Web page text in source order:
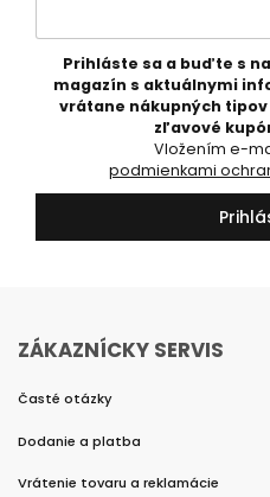
Prihláste sa a buďte s
magazín s aktuálnymi
vrátane nákupných
zľavové
podmienkami
ZÁKAZNÍCKY SERVIS
Časté otázky
Dodanie a platba
Vrátenie tovaru a reklamácie